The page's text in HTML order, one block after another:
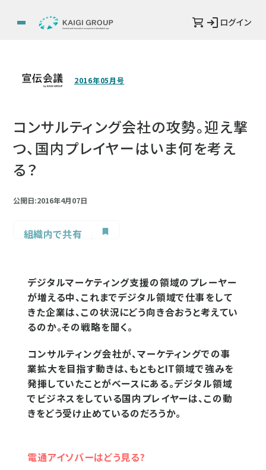
ログイン
2016年05月号
コンサルティング会社の攻勢。迎え撃
つ、国内プレイヤーはいま何を考え
る？
公開日:2016年4月07日
組織内で共有
デジタルマーケティング支援の領域のプレーヤー
が増える中、これまでデジタル領域で仕事をして
きた企業は、この状況にどう向き合おうと考えてい
るのか。その戦略を聞く。
コンサルティング会社が、マーケティングでの事
業拡大を目指す動きは、もともとIT領域で強みを
発揮していたことがベースにある。デジタル領域
でビジネスをしている国内プレイヤーは、この動
きをどう受け止めているのだろうか。
電通アイソバーはどう見る?